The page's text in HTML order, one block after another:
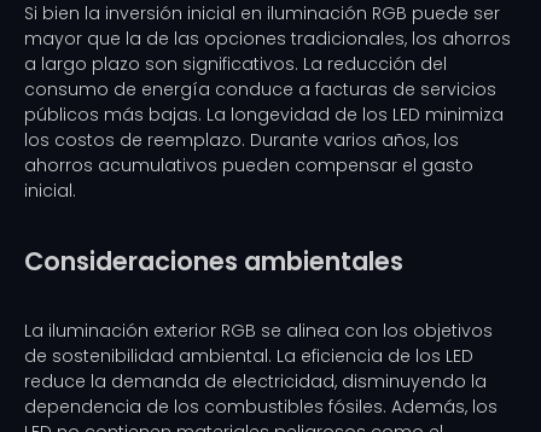
Si bien la inversión inicial en iluminación RGB puede ser
mayor que la de las opciones tradicionales, los ahorros
a largo plazo son significativos. La reducción del
consumo de energía conduce a facturas de servicios
públicos más bajas. La longevidad de los LED minimiza
los costos de reemplazo. Durante varios años, los
ahorros acumulativos pueden compensar el gasto
inicial.
Consideraciones ambientales
La iluminación exterior RGB se alinea con los objetivos
de sostenibilidad ambiental. La eficiencia de los LED
reduce la demanda de electricidad, disminuyendo la
dependencia de los combustibles fósiles. Además, los